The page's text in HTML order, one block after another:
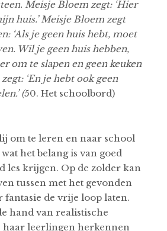
Meisje Bloem zegt: ‘Hier
huis.’ Meisje Bloem zegt
‘Als je geen huis hebt, moet
Wil je geen huis hebben,
om te slapen en geen keuken
‘En je hebt ook geen
(50. Het schoolbord)
om te leren en naar school
het belang is van goed
les krijgen. Op de zolder kan
tussen met het gevonden
fantasie de vrije loop laten.
hand van realistische
haar leerlingen herkennen